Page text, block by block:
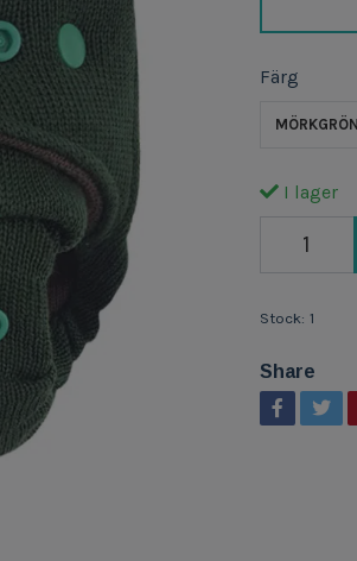
Färg
MÖRKGRÖN
I lager
Stock: 1
Share